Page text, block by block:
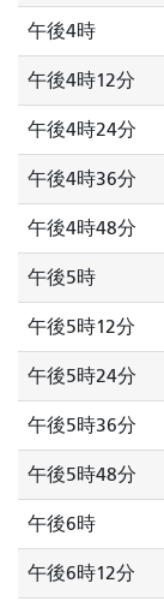
午後4時
午後4時12分
午後4時24分
午後4時36分
午後4時48分
午後5時
午後5時12分
午後5時24分
午後5時36分
午後5時48分
午後6時
午後6時12分